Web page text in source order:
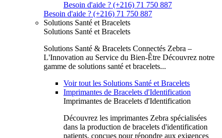
Besoin d'aide ? (+216) 71 750 887
Besoin d'aide ? (+216) 71 750 887
Solutions Santé et Bracelets
Solutions Santé et Bracelets
Solutions Santé & Bracelets Connectés Zebra –
L'Innovation au Service du Bien-Être Découvrez notre
gamme de solutions santé et bracelets...
Voir tout les Solutions Santé et Bracelets
Imprimantes de Bracelets d'Identification
Imprimantes de Bracelets d'Identification
Découvrez les imprimantes Zebra spécialisées
dans la production de bracelets d'identification
patients, conçues pour répondre aux exigences